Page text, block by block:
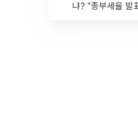
냐? "종부세율 발